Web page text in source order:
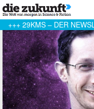
+++ 29KMS – DER